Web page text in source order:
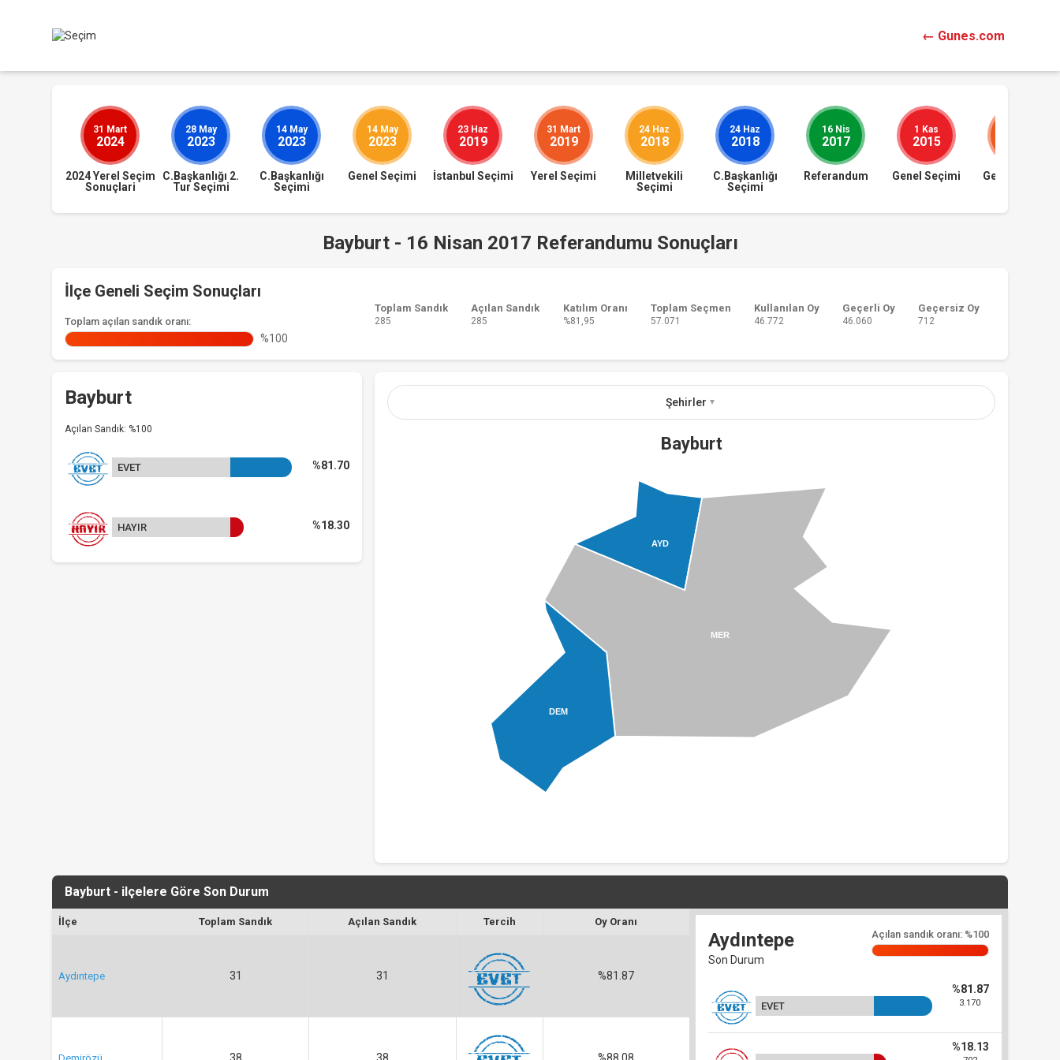
← Gunes.com
31 Mart
2024
2024 Yerel Seçim
Sonuçlari
28 May
2023
C.Başkanlığı 2.
Tur Seçimi
14 May
2023
C.Başkanlığı
Seçimi
14 May
2023
Genel Seçimi
23 Haz
2019
İstanbul Seçimi
31 Mart
2019
Yerel Seçimi
24 Haz
2018
Milletvekili
Seçimi
24 Haz
2018
C.Başkanlığı
Seçimi
16 Nis
2017
Referandum
1 Kas
2015
Genel Seçimi Genel Seçimi
Bayburt - 16 Nisan 2017 Referandumu Sonuçları
İlçe Geneli Seçim Sonuçları
Toplam açılan sandık oranı:
%100
Toplam Sandık
285
Açılan Sandık
285
Katılım Oranı
%81,95
Toplam Seçmen
57.071
Kullanılan Oy
46.772
Geçerli Oy
46.060
Geçersiz Oy
712
Bayburt
Açılan Sandık: %100
EVET %81.70
HAYIR %18.30
Şehirler
Bayburt
AYD
MER
DEM
Bayburt - ilçelere Göre Son Durum
İlçe Toplam Sandık Açılan Sandık Tercih Oy Oranı
Aydıntepe 31 31 %81.87
Aydıntepe
Son Durum
Açılan sandık oranı: %100
EVET
%81.87
3.170
%18.13